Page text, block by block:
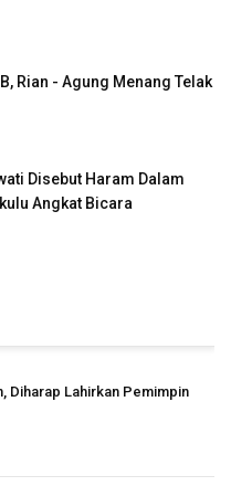
Rian - Agung Menang Telak
Disebut Haram Dalam
Angkat Bicara
Diharap Lahirkan Pemimpin